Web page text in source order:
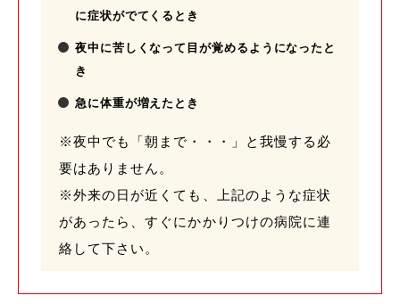
に症状がでてくるとき
夜中に苦しくなって目が覚めるようになったと
き
急に体重が増えたとき
※夜中でも「朝まで・・・」と我慢する必
要はありません。
※外来の日が近くても、上記のような症状
があったら、すぐにかかりつけの病院に連
絡して下さい。